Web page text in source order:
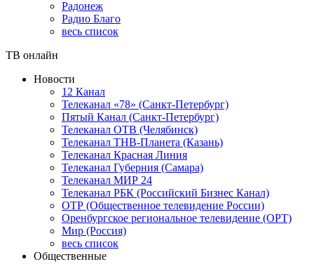
Радонеж
Радио Благо
весь список
ТВ онлайн
Новости
12 Канал
Телеканал «78» (Санкт-Петербург)
Пятый Канал (Санкт-Петербург)
Телеканал ОТВ (Челябинск)
Телеканал ТНВ-Планета (Казань)
Телеканал Красная Линия
Телеканал Губерния (Самара)
Телеканал МИР 24
Телеканал РБК (Российский Бизнес Канал)
ОТР (Общественное телевидение России)
Оренбургское региональное телевидение (ОРТ)
Мир (Россия)
весь список
Общественные